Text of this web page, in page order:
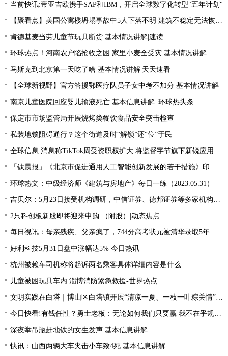
当前快讯:帝亚吉欧携手SAP和IBM，开启全球数字化转型"五年计划"
【聚看点】美国公寓楼坍塌事故中5人下落不明 建筑不稳定无法恢复搜索
肯德基麦当劳儿童节玩具断货 基本情况讲解|速读
环球热点！河南农户陷抢收之困:家里小麦全受灾 基本情况讲解
马斯克到北京第一天吃了啥 基本情况讲解|天天速看
【全球新视野】官方答援鄂医疗队员子女中考不加分 基本情况讲解
南京儿童医院回应婴儿输液死亡 基本信息讲解_环球热头条
保定市市场监管局开展烧烤类餐饮食品安全突击检查
私装地锁阻碍通行？这个街道及时“解锁”还“位”于民
全球信息:消息称TikTok周受资职权扩大 将监督字节旗下新锐应用Lemon8
「钛晨报」《北京市促进通用人工智能创新发展的若干措施》印发；国家发改委：国内汽、柴油价格（标准品）每吨分别提高100元和95元；燃油附加费年内第三次下调
环球热文：中级经济师《建筑与房地产》每日一练（2023.05.31）
吉贝尔：5月23日接受机构调研，中信证券、德邦证券等多家机构参与 今日热讯
2只科创板新股即将迎来申购 （附股）|动态焦点
每日视讯：母亲残疾、父亲疯了，744分高考状元被清华录取5年后，如今怎么样
好利科技5月31日盘中涨幅达5% 今日热讯
杭州被赖车司机称将起诉两名乘客具体详细内容是什么
儿童被困玩具车内 淄博消防紧急救援-世界热点
文明实践在白塔｜博山区白塔镇开展“清凉一夏、一枝一叶粽关情”会员日活动
今日快看!有钱任性？勇士老板：无论如何我们只要赢 我不在乎规则怎么限制
深夜举吊瓶赶地铁的女生发声 基本信息讲解
快讯：山西两辆大车夹击小车致4死 基本信息讲解